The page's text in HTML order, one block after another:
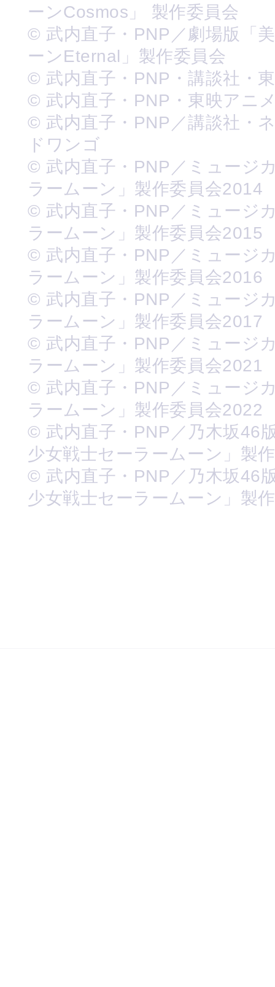
ーンCosmos」 製作委員会
© 武内直子・PNP／劇場版「
ーンEternal」製作委員会
© 武内直子・PNP・講談社・
© 武内直子・PNP・東映アニ
© 武内直子・PNP／講談社・
ドワンゴ
© 武内直子・PNP／ミュージ
ラームーン」製作委員会2014
© 武内直子・PNP／ミュージ
ラームーン」製作委員会2015
© 武内直子・PNP／ミュージ
ラームーン」製作委員会2016
© 武内直子・PNP／ミュージ
ラームーン」製作委員会2017
© 武内直子・PNP／ミュージ
ラームーン」製作委員会2021
© 武内直子・PNP／ミュージ
ラームーン」製作委員会2022
© 武内直子・PNP／乃木坂46
少女戦士セーラームーン」製
© 武内直子・PNP／乃木坂46
少女戦士セーラームーン」製